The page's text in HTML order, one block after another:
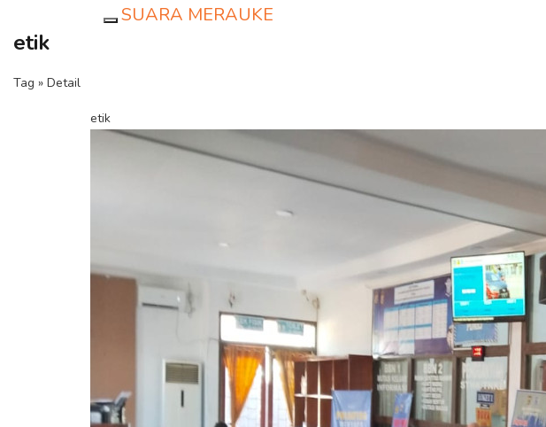
SUARA MERAUKE
etik
Tag » Detail
etik